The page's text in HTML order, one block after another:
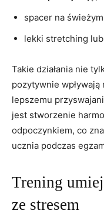
spacer na
lekki stretching
Takie działania nie
pozytywnie
lepszemu
jest stworzenie
odpoczynkiem, co
ucznia⁣ podczas⁣
Trening
ze‌ stresem